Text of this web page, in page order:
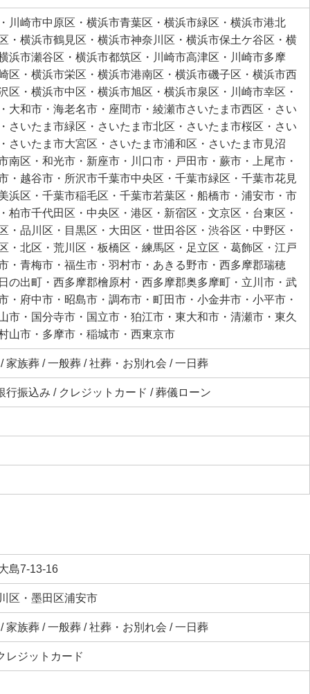
川崎市中原区・横浜市青葉区・横浜市緑区・横浜市港北
・横浜市鶴見区・横浜市神奈川区・横浜市保土ケ谷区・横
浜市瀬谷区・横浜市都筑区・川崎市高津区・川崎市多摩
区・横浜市栄区・横浜市港南区・横浜市磯子区・横浜市西
区・横浜市中区・横浜市旭区・横浜市泉区・川崎市幸区・
大和市・海老名市・座間市・綾瀬市さいたま市西区・さい
さいたま市緑区・さいたま市北区・さいたま市桜区・さい
さいたま市大宮区・さいたま市浦和区・さいたま市見沼
南区・和光市・新座市・川口市・戸田市・蕨市・上尾市・
・越谷市・所沢市千葉市中央区・千葉市緑区・千葉市花見
浜区・千葉市稲毛区・千葉市若葉区・船橋市・浦安市・市
柏市千代田区・中央区・港区・新宿区・文京区・台東区・
・品川区・目黒区・大田区・世田谷区・渋谷区・中野区・
・北区・荒川区・板橋区・練馬区・足立区・葛飾区・江戸
・青梅市・福生市・羽村市・あきる野市・西多摩郡瑞穂
の出町・西多摩郡檜原村・西多摩郡奥多摩町・立川市・武
・府中市・昭島市・調布市・町田市・小金井市・小平市・
市・国分寺市・国立市・狛江市・東大和市・清瀬市・東久
山市・多摩市・稲城市・西東京市
家族葬 / 一般葬 / 社葬・お別れ会 / 一日葬
行振込み / クレジットカード / 葬儀ローン
島7-13-16
区・墨田区浦安市
家族葬 / 一般葬 / 社葬・お別れ会 / 一日葬
レジットカード